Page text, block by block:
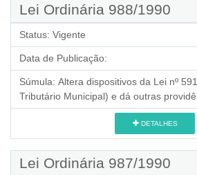
Lei Ordinária 988/1990
Status: Vigente
Data de Publicação:
Súmula: Altera dispositivos da Lei nº
Tributário Municipal) e dá outras
DETALHES
Lei Ordinária 987/1990